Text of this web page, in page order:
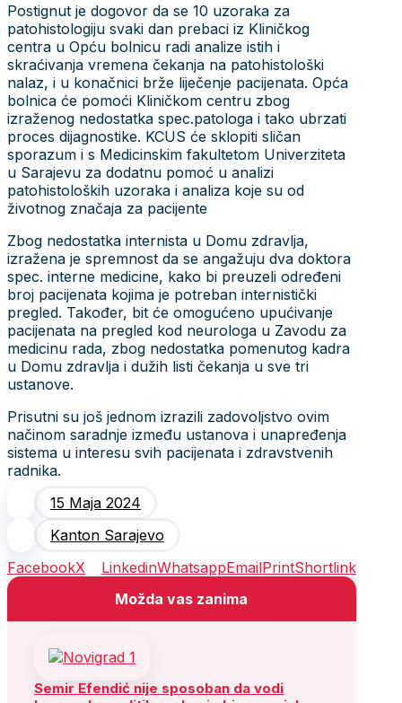
Postignut je dogovor da se 10 uzoraka za
patohistologiju svaki dan prebaci iz Kliničkog
centra u Opću bolnicu radi analize istih i
skraćivanja vremena čekanja na patohistološki
nalaz, i u konačnici brže liječenje pacijenata. Opća
bolnica će pomoći Kliničkom centru zbog
izraženog nedostatka spec.patologa i tako ubrzati
proces dijagnostike. KCUS će sklopiti sličan
sporazum i s Medicinskim fakultetom Univerziteta
u Sarajevu za dodatnu pomoć u analizi
patohistoloških uzoraka i analiza koje su od
životnog značaja za pacijente
Zbog nedostatka internista u Domu zdravlja,
izražena je spremnost da se angažuju dva doktora
spec. interne medicine, kako bi preuzeli određeni
broj pacijenata kojima je potreban internistički
pregled. Također, bit će omogućeno upućivanje
pacijenata na pregled kod neurologa u Zavodu za
medicinu rada, zbog nedostatka pomenutog kadra
u Domu zdravlja i dužih listi čekanja u sve tri
ustanove.
Prisutni su još jednom izrazili zadovoljstvo ovim
načinom saradnje između ustanova i unapređenja
sistema u interesu svih pacijenata i zdravstvenih
radnika.
15 Maja 2024
Kanton Sarajevo
FacebookX LinkedinWhatsappEmailPrintShortlink
Možda vas zanima
Semir Efendić nije sposoban da vodi